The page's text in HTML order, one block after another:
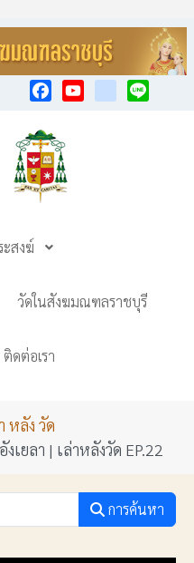
สงฆ์
วัดในสังฆมณฑลราชบุรี
ติดต่อเรา
หลัง วัด
ลา | เล่าหลังวัด EP.22
การค้นหา